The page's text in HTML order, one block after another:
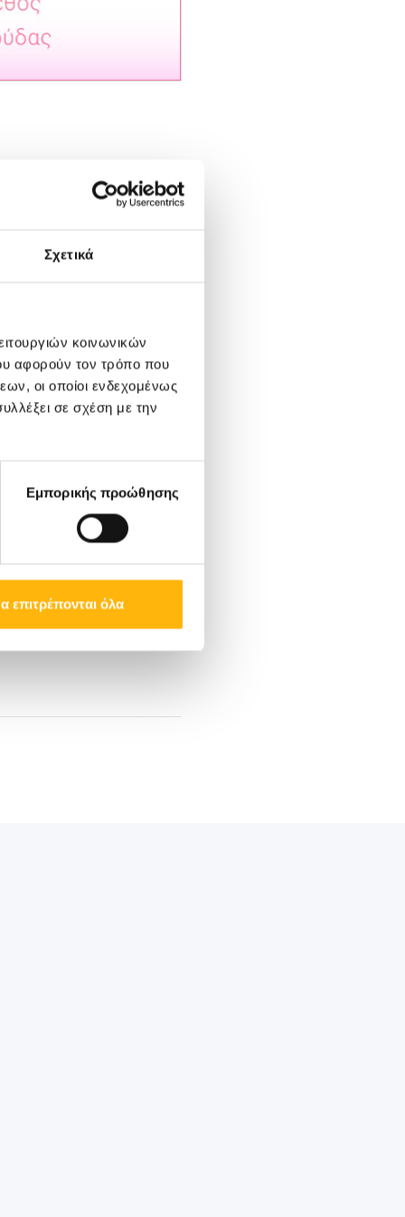
Σχετικά
κοινωνικών
αφορούν τον τρόπο που
οι οποίοι ενδεχομένως
σε σχέση με την
Εμπορικής προώθησης
επιτρέπονται όλα